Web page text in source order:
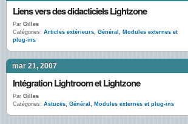
Liens vers des didacticiels Lightzone
Par Gilles
Catégories: Articles extérieurs, Général , Modules externes et
plug-ins
mar 21, 2007
Intégration Lightroom et Lightzone
Par Gilles
Catégories: Astuces, Général , Modules externes et plug-ins